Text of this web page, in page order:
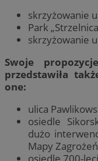
skrzyżowanie
Park
skrzyżowanie
Swoje
przedstawiła
one:
ulica
osiedle
dużo
Mapy
osiedle 700-